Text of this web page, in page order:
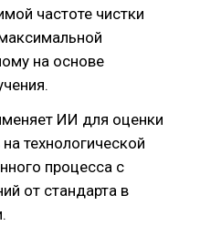
частоте чистки
на основе
ИИ для оценки
технологической
процесса с
от стандарта в